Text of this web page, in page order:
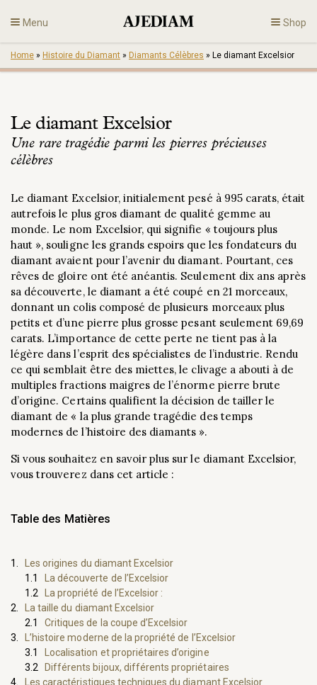
to
content
Menu Shop
Diamants
Fiançailles
Home » Histoire du Diamant » Diamants Célèbres » Le diamant Excelsior
Le diamant Excelsior
Une rare tragédie parmi les pierres précieuses
célèbres
Le diamant Excelsior, initialement pesé à 995 carats, était
autrefois le plus gros diamant de qualité gemme au
monde. Le nom Excelsior, qui signifie « toujours plus
haut », souligne les grands espoirs que les fondateurs du
diamant avaient pour l’avenir du diamant. Pourtant, ces
rêves de gloire ont été anéantis. Seulement dix ans après
sa découverte, le diamant a été coupé en 21 morceaux,
donnant un colis composé de plusieurs morceaux plus
petits et d’une pierre plus grosse pesant seulement 69,69
carats. L’importance de cette perte ne tient pas à la
légère dans l’esprit des spécialistes de l’industrie. Rendu
ce qui semblait être des miettes, le clivage a abouti à de
multiples fractions maigres de l’énorme pierre brute
d’origine. Certains qualifient la décision de tailler le
diamant de « la plus grande tragédie des temps
modernes de l’histoire des diamants ».
Si vous souhaitez en savoir plus sur le diamant Excelsior,
vous trouverez dans cet article :
Table des Matières
Les origines du diamant Excelsior
La découverte de l’Excelsior
La propriété de l’Excelsior :
La taille du diamant Excelsior
Critiques de la coupe d’Excelsior
L’histoire moderne de la propriété de l’Excelsior
Localisation et propriétaires d’origine
Différents bijoux, différents propriétaires
Les caractéristiques techniques du diamant Excelsior